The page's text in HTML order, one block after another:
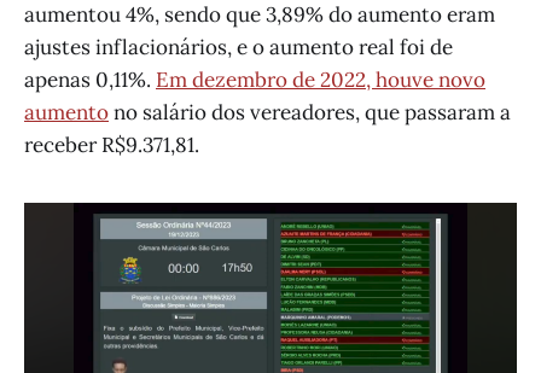
aumentou 4%, sendo que 3,89% do aumento eram
ajustes inflacionários, e o aumento real foi de
apenas 0,11%. Em dezembro de 2022, houve novo
aumentono salário dos vereadores, que passaram a
receber R$9.371,81.